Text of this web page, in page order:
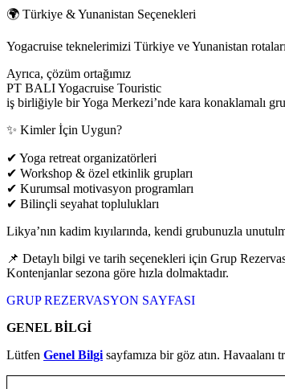
🌍 Türkiye & Yunanistan Seçenekleri
Yogacruise teknelerimizi Türkiye ve Yunanistan
Ayrıca, çözüm ortağımız
PT BALI Yogacruise Touristic
iş birliğiyle bir Yoga Merkezi’nde kara konaklamalı
✨ Kimler İçin Uygun?
✔ Yoga retreat organizatörleri
✔ Workshop & özel etkinlik grupları
✔ Kurumsal motivasyon programları
✔ Bilinçli seyahat toplulukları
Likya’nın kadim kıyılarında, kendi grubunuzla
📌 Detaylı bilgi ve tarih seçenekleri için Grup
Kontenjanlar sezona göre hızla dolmaktadır.
GRUP REZERVASYON SAYFASI
GENEL BİLGİ
Lütfen Genel Bilgi sayfamıza bir göz atın.